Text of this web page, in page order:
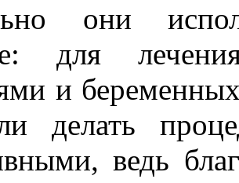
они
для
и
делать
ведь